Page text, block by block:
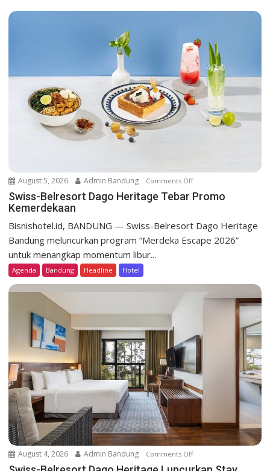
i
August 5, 2026 Admin Bandung Comments Offo
n
B
e
o
t
g
o
Swiss-Belresort Dago Heritage Tebar Promo
Kemerdekaan
Bisnishotel.id, BANDUNG — Swiss-Belresort Dago Heritage
Bandung meluncurkan program “Merdeka Escape 2026”
untuk menangkap momentum libur...
Agenda Bandung Headline Hotel
August 4, 2026 Admin Bandung Comments Offo
n